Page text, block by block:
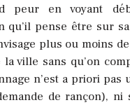
peur en voyant
qu’il pense être sur
plus ou moins
la ville sans qu’on
n’est a priori pas
de rançon), ni